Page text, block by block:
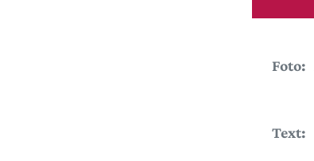
Foto:
Text: